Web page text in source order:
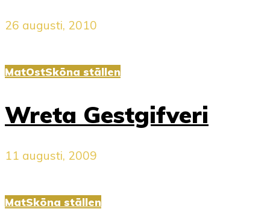
26 augusti, 2010
MatOstSköna ställen
Wreta Gestgifveri
11 augusti, 2009
MatSköna ställen